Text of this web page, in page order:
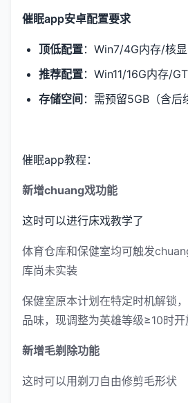
催眠app安卓配置要求
​顶低配置​：Win7/4G内存/核
​推荐配置​：Win11/16G内存/
​存储空间​ ：需预留5GB（含后
催眠app教程：
新增chuang戏功能
这时可以进行床戏教学了
体育仓库和保健室均可触发
库尚未实装
保健室原本计划在特定时机解锁
品味，现调整为英雄等级≥10时开
新增毛剃除功能
这时可以用剃刀自由修剪毛形状